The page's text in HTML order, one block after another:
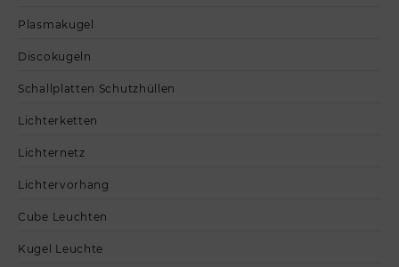
Plasmakugel
Discokugeln
Schallplatten Schutzhüllen
Lichterketten
Lichternetz
Lichtervorhang
Cube Leuchten
Kugel Leuchte